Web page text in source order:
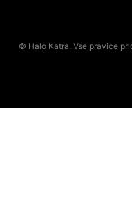
© Halo Katra. Vse pravice